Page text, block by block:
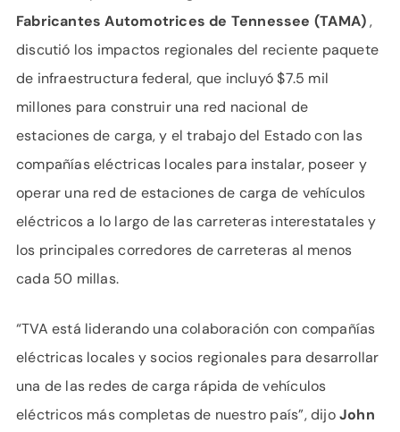
Fabricantes Automotrices de Tennessee (TAMA),
discutió los impactos regionales del reciente paquete
de infraestructura federal, que incluyó $7.5 mil
millones para construir una red nacional de
estaciones de carga, y el trabajo del Estado con las
compañías eléctricas locales para instalar, poseer y
operar una red de estaciones de carga de vehículos
eléctricos a lo largo de las carreteras interestatales y
los principales corredores de carreteras al menos
cada 50 millas.
“TVA está liderando una colaboración con compañías
eléctricas locales y socios regionales para desarrollar
una de las redes de carga rápida de vehículos
eléctricos más completas de nuestro país”, dijoJohn